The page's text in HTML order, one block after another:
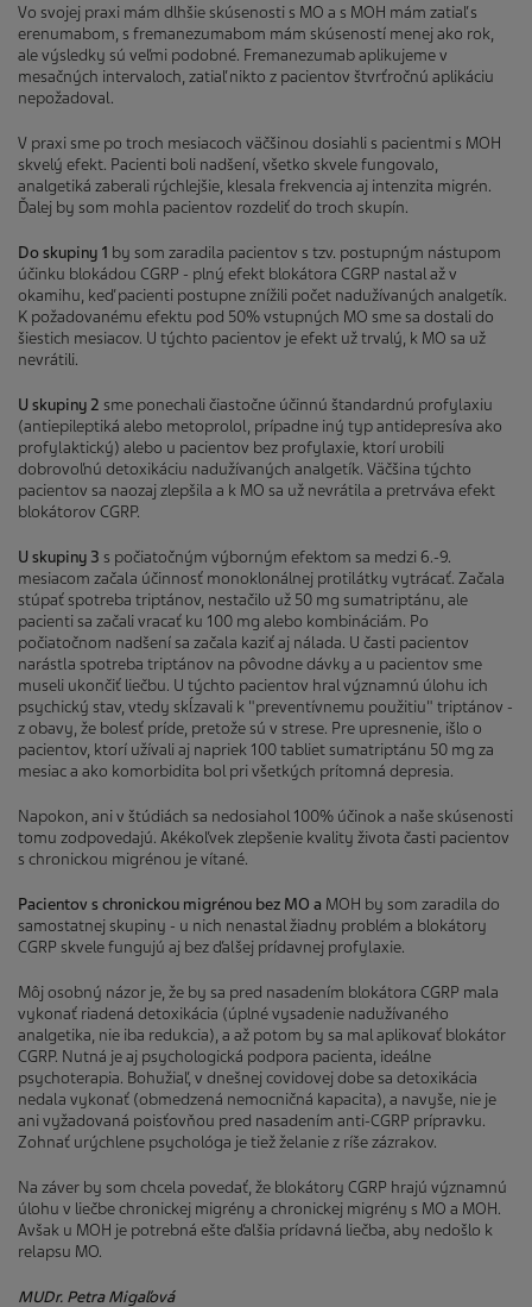
Vo svojej praxi mám dlhšie skúsenosti s MO a s MOH mám zatiaľ s
erenumabom, s fremanezumabom mám skúseností menej ako rok,
ale výsledky sú veľmi podobné. Fremanezumab aplikujeme v
mesačných intervaloch, zatiaľ nikto z pacientov štvrťročnú aplikáciu
nepožadoval.
V praxi sme po troch mesiacoch väčšinou dosiahli s pacientmi s MOH
skvelý efekt. Pacienti boli nadšení, všetko skvele fungovalo,
analgetiká zaberali rýchlejšie, klesala frekvencia aj intenzita migrén.
Ďalej by som mohla pacientov rozdeliť do troch skupín.
Do skupiny 1 by som zaradila pacientov s tzv. postupným nástupom
účinku blokádou CGRP - plný efekt blokátora CGRP nastal až v
okamihu, keď pacienti postupne znížili počet nadužívaných analgetík.
K požadovanému efektu pod 50% vstupných MO sme sa dostali do
šiestich mesiacov. U týchto pacientov je efekt už trvalý, k MO sa už
nevrátili.
U skupiny 2 sme ponechali čiastočne účinnú štandardnú profylaxiu
(antiepileptiká alebo metoprolol, prípadne iný typ antidepresíva ako
profylaktický) alebo u pacientov bez profylaxie, ktorí urobili
dobrovoľnú detoxikáciu nadužívaných analgetík. Väčšina týchto
pacientov sa naozaj zlepšila a k MO sa už nevrátila a pretrváva efekt
blokátorov CGRP.
U skupiny 3 s počiatočným výborným efektom sa medzi 6.-9.
mesiacom začala účinnosť monoklonálnej protilátky vytrácať. Začala
stúpať spotreba triptánov, nestačilo už 50 mg sumatriptánu, ale
pacienti sa začali vracať ku 100 mg alebo kombináciám. Po
počiatočnom nadšení sa začala kaziť aj nálada. U časti pacientov
narástla spotreba triptánov na pôvodne dávky a u pacientov sme
museli ukončiť liečbu. U týchto pacientov hral významnú úlohu ich
psychický stav, vtedy skĺzavali k "preventívnemu použitiu" triptánov -
z obavy, že bolesť príde, pretože sú v strese. Pre upresnenie, išlo o
pacientov, ktorí užívali aj napriek 100 tabliet sumatriptánu 50 mg za
mesiac a ako komorbidita bol pri všetkých prítomná depresia.
Napokon, ani v štúdiách sa nedosiahol 100% účinok a naše skúsenosti
tomu zodpovedajú. Akékoľvek zlepšenie kvality života časti pacientov
s chronickou migrénou je vítané.
Pacientov s chronickou migrénou bez MO a MOH by som zaradila do
samostatnej skupiny - u nich nenastal žiadny problém a blokátory
CGRP skvele fungujú aj bez ďalšej prídavnej profylaxie.
Môj osobný názor je, že by sa pred nasadením blokátora CGRP mala
vykonať riadená detoxikácia (úplné vysadenie nadužívaného
analgetika, nie iba redukcia), a až potom by sa mal aplikovať blokátor
CGRP. Nutná je aj psychologická podpora pacienta, ideálne
psychoterapia. Bohužiaľ, v dnešnej covidovej dobe sa detoxikácia
nedala vykonať (obmedzená nemocničná kapacita), a navyše, nie je
ani vyžadovaná poisťovňou pred nasadením anti-CGRP prípravku.
Zohnať urýchlene psychológa je tiež želanie z ríše zázrakov.
Na záver by som chcela povedať, že blokátory CGRP hrajú významnú
úlohu v liečbe chronickej migrény a chronickej migrény s MO a MOH.
Avšak u MOH je potrebná ešte ďalšia prídavná liečba, aby nedošlo k
relapsu MO.
MUDr. Petra Migaľová